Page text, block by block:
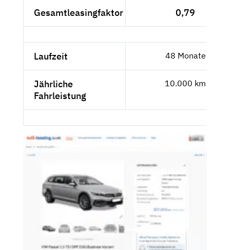
Gesamtleasingfaktor 0,79
Laufzeit 48 Monate
Jährliche
Fahrleistung
10.000 km